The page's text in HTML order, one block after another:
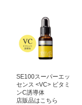
SE100スーパーエッ
センス <VC> ビタミ
ンC誘導体
店販品はこちら